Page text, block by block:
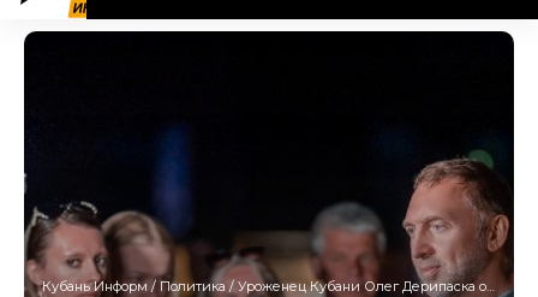
Кубань Информ / Политика / Уроженец Кубани Олег Дерипаска оспаривает публикации латвийского СМИ-иноагента